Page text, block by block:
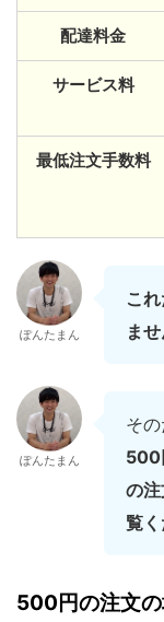
配達料金
サービス料
最低注文手数料
ぽんたまん
こ
ませ
ぽんたまん
その
500
の
覧く
500円の注文